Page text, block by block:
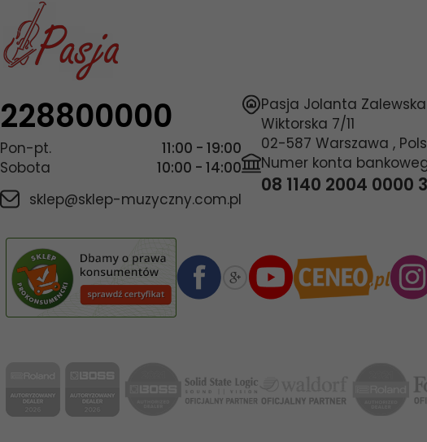
228800000
Pon-pt.
11:00 - 19:00
Sobota
10:00 - 14:00
sklep@sklep-muzyczny.com.pl
Pasja Jolanta Zalewska
Wiktorska 7/11
02-587 Warszawa ,
Numer konta
08 1140 2004 0000